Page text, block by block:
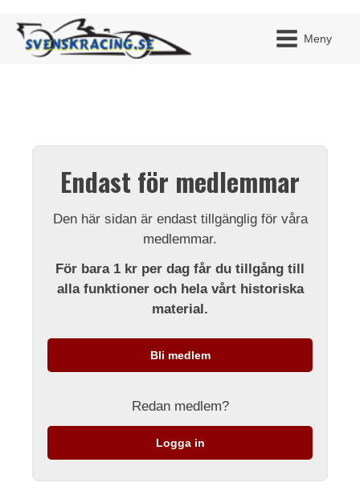
Meny
Endast för medlemmar
Den här sidan är endast tillgänglig för våra
medlemmar.
För bara 1 kr per dag får du tillgång till
alla funktioner och hela vårt historiska
material.
Bli medlem
Redan medlem?
Logga in